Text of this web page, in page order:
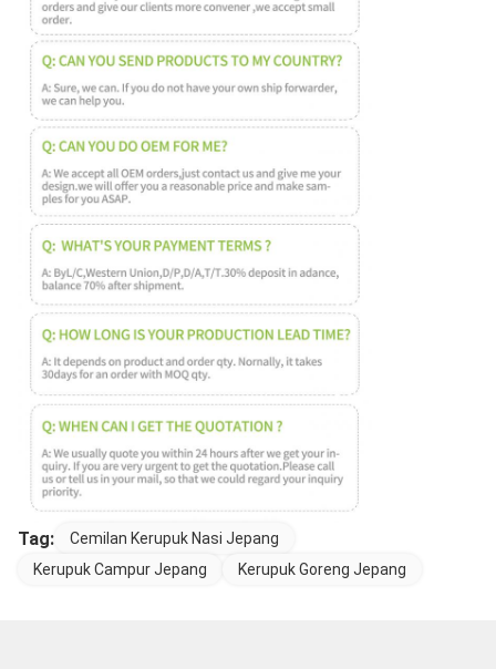
Tag:
Cemilan Kerupuk Nasi Jepang
Kerupuk Campur Jepang
Kerupuk Goreng Jepang